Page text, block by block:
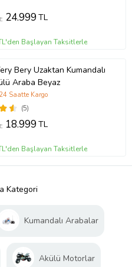
24.999TL
Başlayan Taksitlerle
Bery Uzaktan Kumandalı
Araba Beyaz
(5)
Saatte Kargo
18.999TL
Başlayan Taksitlerle
Kategori
Kumandalı Arabalar
Akülü Motorlar